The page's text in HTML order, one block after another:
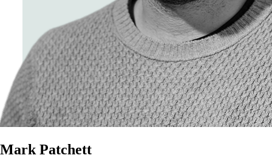
Mark Patchett